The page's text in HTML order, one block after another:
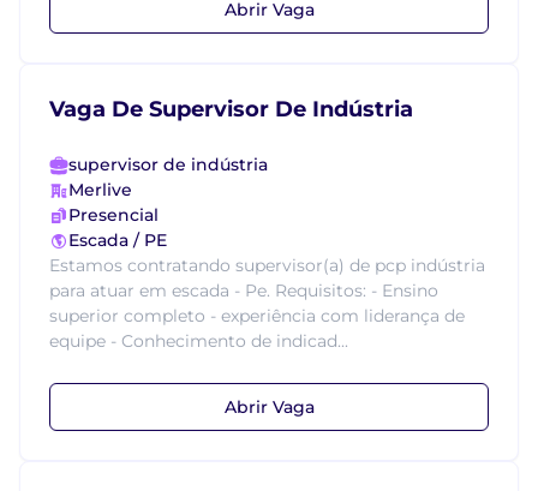
Abrir Vaga
Vaga De Supervisor De Indústria
supervisor de indústria
Merlive
Presencial
Escada / PE
Estamos contratando supervisor(a) de pcp indústria
para atuar em escada - Pe. Requisitos: - Ensino
superior completo - experiência com liderança de
equipe - Conhecimento de indicad...
Abrir Vaga